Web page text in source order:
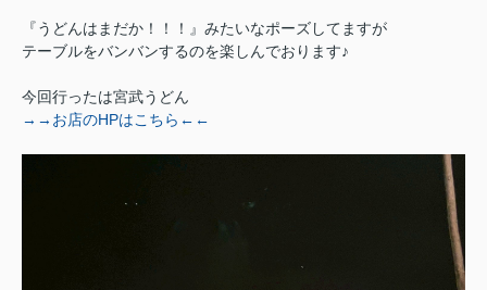
『うどんはまだか！！！』みたいなポーズしてますが
テーブルをバンバンするのを楽しんでおります♪
今回行ったは宮武うどん
→→お店のHPはこちら←←